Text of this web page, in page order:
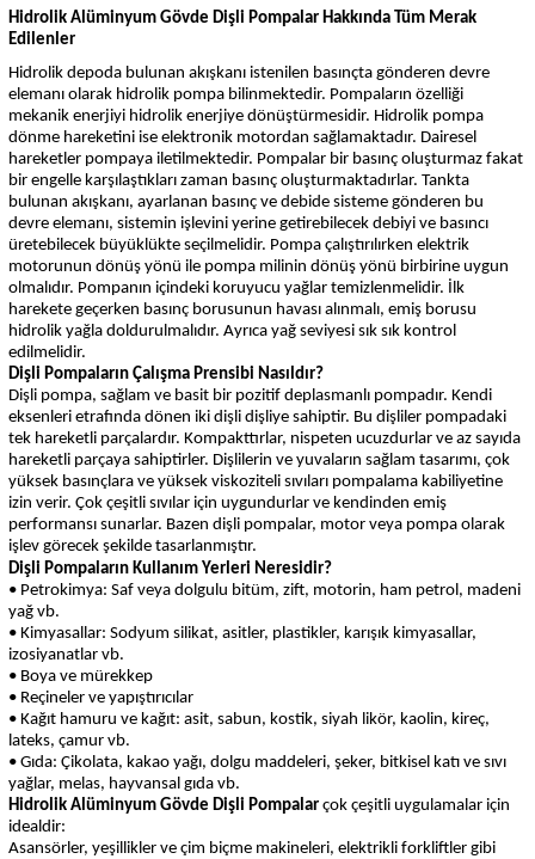
Hidrolik Alüminyum Gövde Dişli Pompalar Hakkında Tüm Merak
Edilenler
Hidrolik depoda bulunan akışkanı istenilen basınçta gönderen devre
elemanı olarak hidrolik pompa bilinmektedir. Pompaların özelliği
mekanik enerjiyi hidrolik enerjiye dönüştürmesidir. Hidrolik pompa
dönme hareketini ise elektronik motordan sağlamaktadır. Dairesel
hareketler pompaya iletilmektedir. Pompalar bir basınç oluşturmaz fakat
bir engelle karşılaştıkları zaman basınç oluşturmaktadırlar. Tankta
bulunan akışkanı, ayarlanan basınç ve debide sisteme gönderen bu
devre elemanı, sistemin işlevini yerine getirebilecek debiyi ve basıncı
üretebilecek büyüklükte seçilmelidir. Pompa çalıştırılırken elektrik
motorunun dönüş yönü ile pompa milinin dönüş yönü birbirine uygun
olmalıdır. Pompanın içindeki koruyucu yağlar temizlenmelidir. İlk
harekete geçerken basınç borusunun havası alınmalı, emiş borusu
hidrolik yağla doldurulmalıdır. Ayrıca yağ seviyesi sık sık kontrol
edilmelidir.
Dişli Pompaların Çalışma Prensibi Nasıldır?
Dişli pompa, sağlam ve basit bir pozitif deplasmanlı pompadır. Kendi
eksenleri etrafında dönen iki dişli dişliye sahiptir. Bu dişliler pompadaki
tek hareketli parçalardır. Kompakttırlar, nispeten ucuzdurlar ve az sayıda
hareketli parçaya sahiptirler. Dişlilerin ve yuvaların sağlam tasarımı, çok
yüksek basınçlara ve yüksek viskoziteli sıvıları pompalama kabiliyetine
izin verir. Çok çeşitli sıvılar için uygundurlar ve kendinden emiş
performansı sunarlar. Bazen dişli pompalar, motor veya pompa olarak
işlev görecek şekilde tasarlanmıştır.
Dişli Pompaların Kullanım Yerleri Neresidir?
• Petrokimya: Saf veya dolgulu bitüm, zift, motorin, ham petrol, madeni
yağ vb.
• Kimyasallar: Sodyum silikat, asitler, plastikler, karışık kimyasallar,
izosiyanatlar vb.
• Boya ve mürekkep
• Reçineler ve yapıştırıcılar
• Kağıt hamuru ve kağıt: asit, sabun, kostik, siyah likör, kaolin, kireç,
lateks, çamur vb.
• Gıda: Çikolata, kakao yağı, dolgu maddeleri, şeker, bitkisel katı ve sıvı
yağlar, melas, hayvansal gıda vb.
Hidrolik Alüminyum Gövde Dişli Pompalarçok çeşitli uygulamalar için
idealdir:
Asansörler, yeşillikler ve çim biçme makineleri, elektrikli forkliftler gibi